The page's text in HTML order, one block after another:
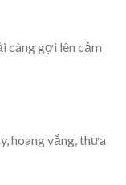
càng gợi lên cảm
hoang vắng, thưa